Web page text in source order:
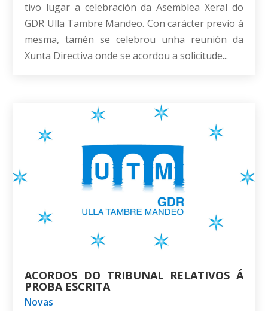
tivo lugar a celebración da Asemblea Xeral do
GDR Ulla Tambre Mandeo. Con carácter previo á
mesma, tamén se celebrou unha reunión da
Xunta Directiva onde se acordou a solicitude...
ACORDOS DO TRIBUNAL RELATIVOS Á
PROBA ESCRITA
Novas